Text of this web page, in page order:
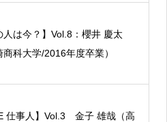
人は今？】Vol.8：櫻井 慶太
商科大学/2016年度卒業）
仕事人】Vol.3 金子 雄哉（高